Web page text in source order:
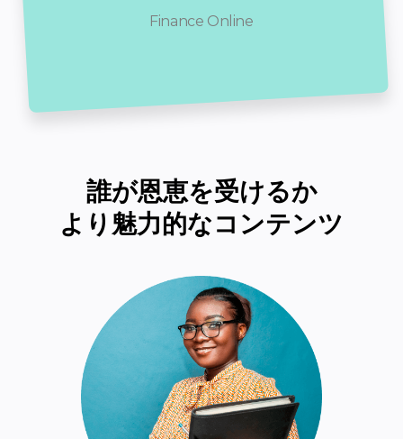
Finance Online
誰が恩恵を受けるか
より魅力的なコンテンツ